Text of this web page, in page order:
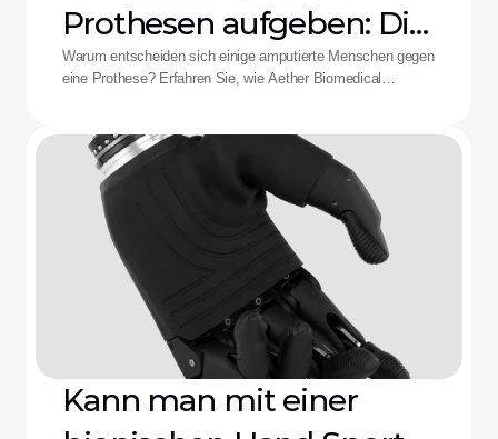
Prothesen aufgeben: Die
Aether-Lösung
Warum entscheiden sich einige amputierte Menschen gegen
eine Prothese? Erfahren Sie, wie Aether Biomedical
Kann man mit einer